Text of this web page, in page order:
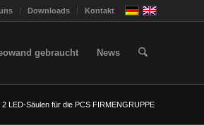
Downloads Kontakt
gebraucht News
2 LED-Säulen für die PCS FIRMENGRUPPE